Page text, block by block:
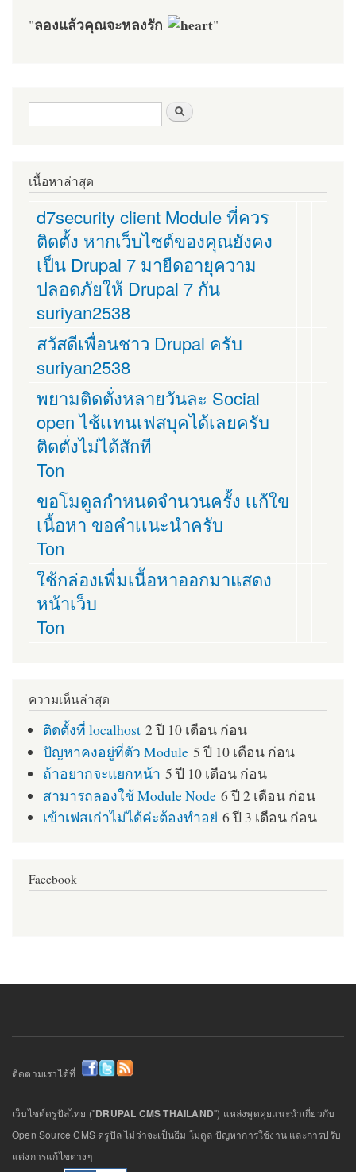
"ลองแล้วคุณจะหลงรัก "
ฟอร์มค้นหา
เนื้อหาล่าสุด
d7security client Module ที่ควร
ติดตั้ง หากเว็บไซต์ของคุณยังคง
เป็น Drupal 7 มายืดอายุความ
ปลอดภัยให้ Drupal 7 กัน
suriyan2538
สวัสดีเพื่อนชาว Drupal ครับ
suriyan2538
พยามติดตั่งหลายวันละ Social
open ไช้เเทนเฟสบุคได้เลยครับ
ติดตั่งไม่ได้สักที
Ton
ขอโมดูลกำหนดจำนวนครั้ง เเก้ใข
เนื้อหา ขอคำเเนะนำครับ
Ton
ใช้กล่องเพื่มเนื้อหาออกมาแสดง
หน้าเว็บ
Ton
ความเห็นล่าสุด
ติดตั้งที่ localhost 2 ปี 10 เดือน ก่อน
ปัญหาคงอยู่ที่ตัว Module 5 ปี 10 เดือน ก่อน
ถ้าอยากจะแยกหน้า 5 ปี 10 เดือน ก่อน
สามารถลองใช้ Module Node 6 ปี 2 เดือน ก่อน
เข้าเฟสเก่าไม่ได้ค่ะต้องทำอย่ 6 ปี 3 เดือน ก่อน
Facebook
ติดตามเราได้ที่
เว็บไซต์ดรูปัลไทย ("DRUPAL CMS THAILAND") แหล่งพูดคุยแนะนำเกี่ยวกับ
Open Source CMS ดรูปัล ไม่ว่าจะเป็นธีม โมดูล ปัญหาการใช้งาน และการปรับ
แต่งการแก้ไขต่างๆ